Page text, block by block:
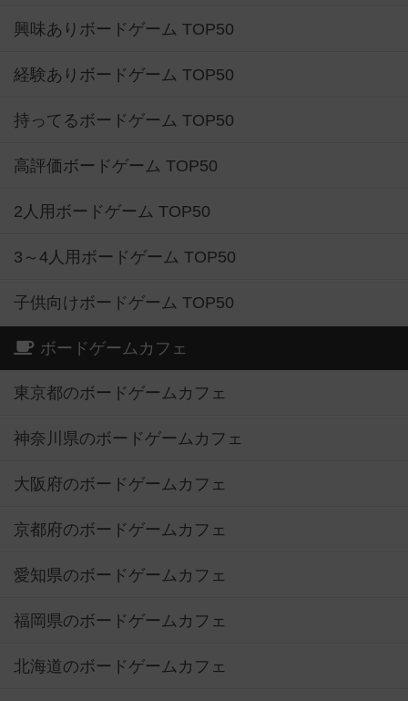
興味ありボードゲーム TOP50
経験ありボードゲーム TOP50
持ってるボードゲーム TOP50
高評価ボードゲーム TOP50
2人用ボードゲーム TOP50
3～4人用ボードゲーム TOP50
子供向けボードゲーム TOP50
ボードゲームカフェ
東京都のボードゲームカフェ
神奈川県のボードゲームカフェ
大阪府のボードゲームカフェ
京都府のボードゲームカフェ
愛知県のボードゲームカフェ
福岡県のボードゲームカフェ
北海道のボードゲームカフェ